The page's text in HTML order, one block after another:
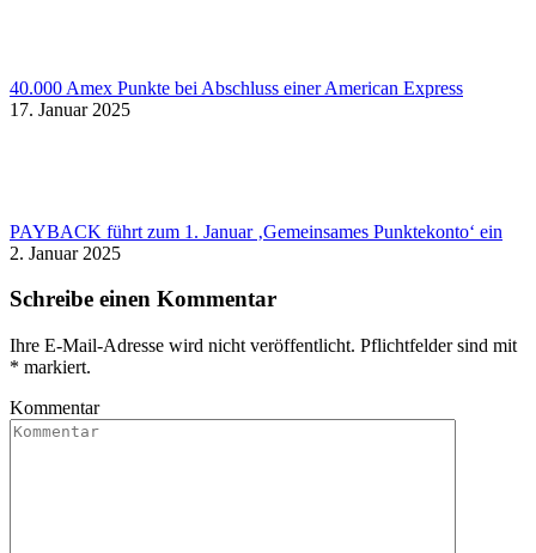
40.000 Amex Punkte bei Abschluss einer American Express
17. Januar 2025
PAYBACK führt zum 1. Januar ‚Gemeinsames Punktekonto‘ ein
2. Januar 2025
Schreibe einen Kommentar
Ihre E-Mail-Adresse wird nicht veröffentlicht. Pflichtfelder sind mit
* markiert.
Kommentar